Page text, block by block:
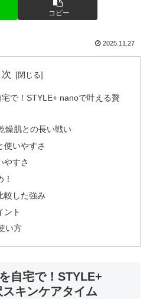
コピー
2025.11.27
次
で！STYLE+ nanoで叶える贅
燥肌との長い戦い
使いやすさ
やすさ
較した強み
ント
い方
自宅で！STYLE+
キンケアタイム